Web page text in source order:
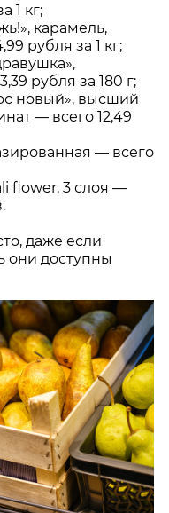
1 кг;
карамель,
рубля за 1 кг;
рубля за 180 г;
новый», высший
— всего 12,49
— всего
flower, 3 слоя —
даже если
они доступны